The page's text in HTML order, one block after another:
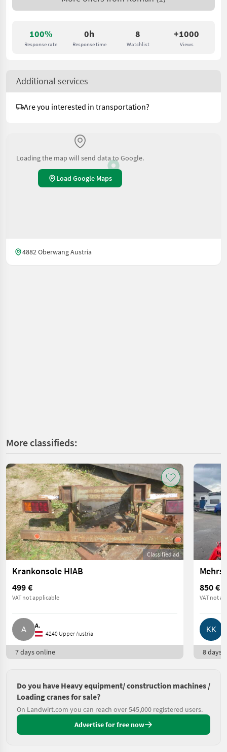
100%
Response rate
0h
Response time
8
Watchlist
+1000
Views
Additional services
Are you interested in transportation?
Loading the map will send data to Google.
Load Google Maps
4882 Oberwang Austria
More classifieds:
Classified ad
Krankonsole HIAB
499 €
VAT not applicable
A.
4240 Upper Austria
7 days online
850 €
VAT not
8 days
Do you have Heavy equipment/ construction machines /
Loading cranes for sale?
On Landwirt.com you can reach over 545,000 registered users.
Advertise for free now